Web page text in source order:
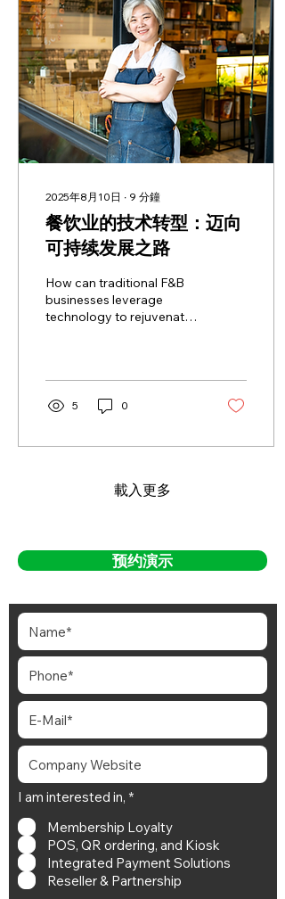
2025年8月10日 ∙ 9 分鐘
餐饮业的技术转型：迈向
可持续发展之路
How can traditional F&B
businesses leverage
technology to rejuvenate
5 0
載入更多
预约演示
I am interested in, *必
Membership Loyalty
POS, QR ordering, and Kiosk
Integrated Payment Solutions
Reseller & Partnership